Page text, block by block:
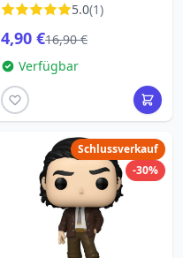
5.0(1)
4,90 €16,90 €
Verfügbar
Schlussverkauf
-30%